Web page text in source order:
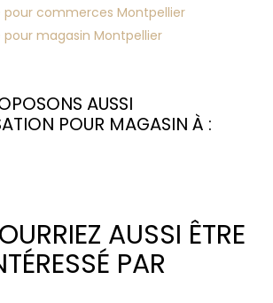
commerces Montpellier
magasin Montpellier
AUSSI
POUR MAGASIN À :
AUSSI ÊTRE
PAR